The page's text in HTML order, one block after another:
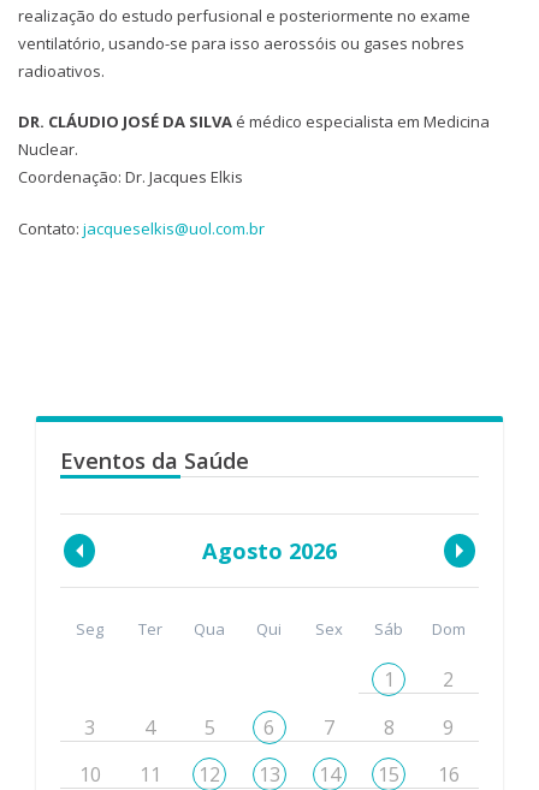
realização do estudo perfusional e posteriormente no exame
ventilatório, usando-se para isso aerossóis ou gases nobres
radioativos.
DR. CLÁUDIO JOSÉ DA SILVA é médico especialista em Medicina
Nuclear.
Coordenação: Dr. Jacques Elkis
Contato: jacqueselkis@uol.com.br
Eventos da Saúde
Agosto 2026
Seg Ter Qua Qui Sex Sáb Dom
1
2
3
4 5 6 7 8
9
10
11 12 13 14 15
16